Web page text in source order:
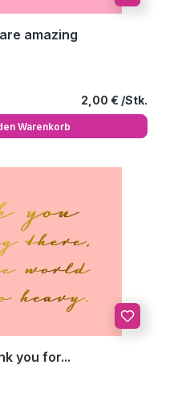
amazing
Regulärer
2,00 €
Warenkorb
you for...